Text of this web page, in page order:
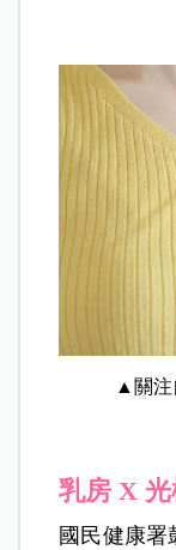
▲關注
乳房 X
國民健康